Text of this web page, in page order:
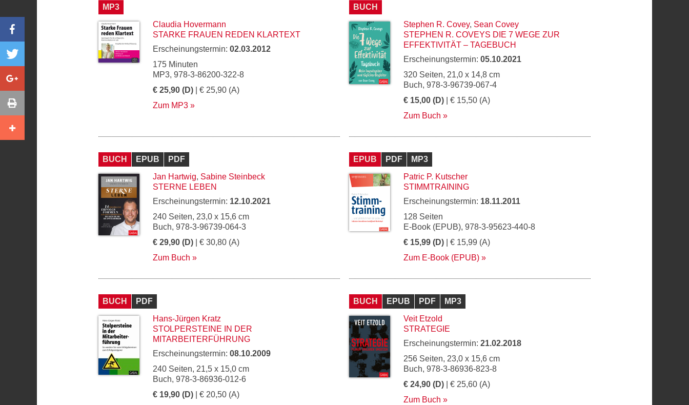
MP3
Claudia Hovermann
STARKE FRAUEN REDEN KLARTEXT
Erscheinungstermin: 02.03.2012
175 Minuten
MP3, 978-3-86200-322-8
€ 25,90 (D) | € 25,90 (A)
Zum MP3
BUCH
Stephen R. Covey, Sean Covey
STEPHEN R. COVEYS DIE 7 WEGE ZUR
EFFEKTIVITÄT – TAGEBUCH
Erscheinungstermin: 05.10.2021
320 Seiten, 21,0 x 14,8 cm
Buch, 978-3-96739-067-4
€ 15,00 (D) | € 15,50 (A)
Zum Buch
BUCH EPUB
PDF
Jan Hartwig, Sabine Steinbeck
STERNE LEBEN
Erscheinungstermin: 12.10.2021
240 Seiten, 23,0 x 15,6 cm
Buch, 978-3-96739-064-3
€ 29,90 (D) | € 30,80 (A)
Zum Buch
EPUB PDF
MP3
Patric P. Kutscher
STIMMTRAINING
Erscheinungstermin: 18.11.2011
128 Seiten
E-Book (EPUB), 978-3-95623-440-8
€ 15,99 (D) | € 15,99 (A)
Zum E-Book (EPUB)
BUCH
PDF
Hans-Jürgen Kratz
STOLPERSTEINE IN DER
MITARBEITERFÜHRUNG
Erscheinungstermin: 08.10.2009
240 Seiten, 21,5 x 15,0 cm
Buch, 978-3-86936-012-6
€ 19,90 (D) | € 20,50 (A)
BUCH EPUB PDF
MP3
Veit Etzold
STRATEGIE
Erscheinungstermin: 21.02.2018
256 Seiten, 23,0 x 15,6 cm
Buch, 978-3-86936-823-8
€ 24,90 (D) | € 25,60 (A)
Zum Buch